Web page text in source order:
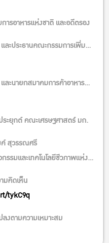
รอาหารแห่งชาติ และอดีตรอง
ละประธานคณะกรรมการเพิ่ม
ละนายกสมาคมการค้าอาหาร
ระยุกต์ คณะเศรษฐศาสตร์ มก.
ค์ สุวรรณศรี
รมและเทคโนโลยีชีวภาพแห่ง
มคิดเห็น
tykC9q
งตามความเหมาะสม